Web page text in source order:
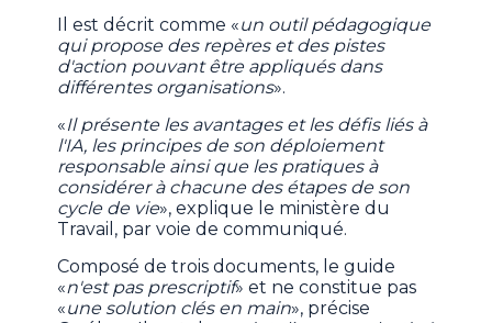
Il est décrit comme «un outil pédagogique
qui propose des repères et des pistes
d'action pouvant être appliqués dans
différentes organisations».
«Il présente les avantages et les défis liés à
l'IA, les principes de son déploiement
responsable ainsi que les pratiques à
considérer à chacune des étapes de son
cycle de vie», explique le ministère du
Travail, par voie de communiqué.
Composé de trois documents, le guide
«n'est pas prescriptif» et ne constitue pas
«une solution clés en main», précise